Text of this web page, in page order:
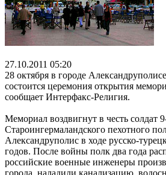
27.10.2011 05:20
28 октября в городе
состоится церемония открытия
сообщает Интерфакс-Религия.
Мемориал воздвигнут в честь солдат
Староингермаландского пехотного
Александруполис в ходе русско-
годов. После войны полк два года
российские военные инженеры
города, наладили канализацию,